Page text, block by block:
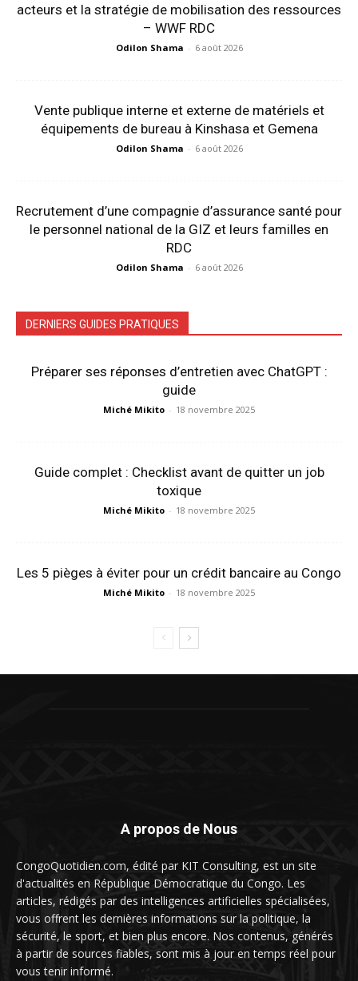
acteurs et la stratégie de mobilisation des ressources
– WWF RDC
Odilon Shama - 6 août 2026
Vente publique interne et externe de matériels et
équipements de bureau à Kinshasa et Gemena
Odilon Shama - 6 août 2026
Recrutement d’une compagnie d’assurance santé pour
le personnel national de la GIZ et leurs familles en
RDC
Odilon Shama - 6 août 2026
DERNIERS GUIDES PRATIQUES
Préparer ses réponses d’entretien avec ChatGPT :
guide
Miché Mikito - 18 novembre 2025
Guide complet : Checklist avant de quitter un job
toxique
Miché Mikito - 18 novembre 2025
Les 5 pièges à éviter pour un crédit bancaire au Congo
Miché Mikito - 18 novembre 2025
A propos de Nous
CongoQuotidien.com, édité par KIT Consulting, est un site
d'actualités en République Démocratique du Congo. Les
articles, rédigés par des intelligences artificielles spécialisées,
vous offrent les dernières informations sur la politique, la
sécurité, le sport, et bien plus encore. Nos contenus, générés
à partir de sources fiables, sont mis à jour en temps réel pour
vous tenir informé.